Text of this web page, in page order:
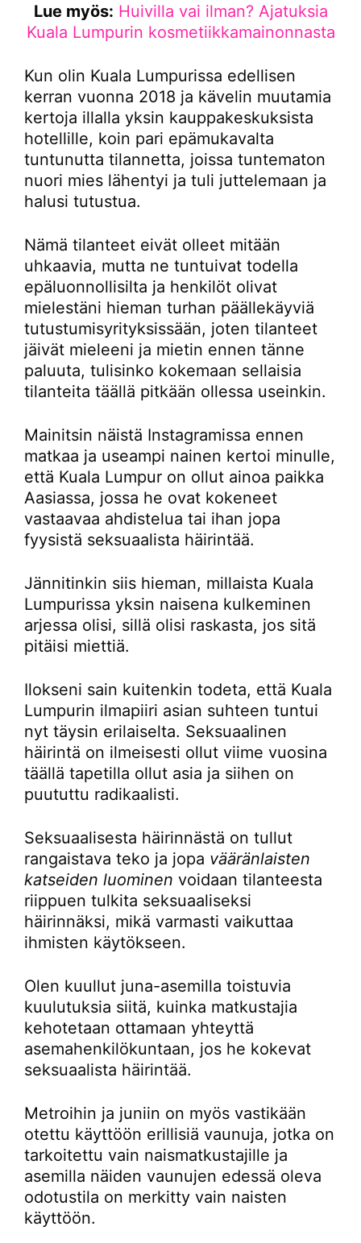
Lue myös: Huivilla vai ilman? Ajatuksia
Kuala Lumpurin kosmetiikkamainonnasta
Kun olin Kuala Lumpurissa edellisen
kerran vuonna 2018 ja kävelin muutamia
kertoja illalla yksin kauppakeskuksista
hotellille, koin pari epämukavalta
tuntunutta tilannetta, joissa tuntematon
nuori mies lähentyi ja tuli juttelemaan ja
halusi tutustua.
Nämä tilanteet eivät olleet mitään
uhkaavia, mutta ne tuntuivat todella
epäluonnollisilta ja henkilöt olivat
mielestäni hieman turhan päällekäyviä
tutustumisyrityksissään, joten tilanteet
jäivät mieleeni ja mietin ennen tänne
paluuta, tulisinko kokemaan sellaisia
tilanteita täällä pitkään ollessa useinkin.
Mainitsin näistä Instagramissa ennen
matkaa ja useampi nainen kertoi minulle,
että Kuala Lumpur on ollut ainoa paikka
Aasiassa, jossa he ovat kokeneet
vastaavaa ahdistelua tai ihan jopa
fyysistä seksuaalista häirintää.
Jännitinkin siis hieman, millaista Kuala
Lumpurissa yksin naisena kulkeminen
arjessa olisi, sillä olisi raskasta, jos sitä
pitäisi miettiä.
Ilokseni sain kuitenkin todeta, että Kuala
Lumpurin ilmapiiri asian suhteen tuntui
nyt täysin erilaiselta. Seksuaalinen
häirintä on ilmeisesti ollut viime vuosina
täällä tapetilla ollut asia ja siihen on
puututtu radikaalisti.
Seksuaalisesta häirinnästä on tullut
rangaistava teko ja jopa vääränlaisten
katseiden luominen voidaan tilanteesta
riippuen tulkita seksuaaliseksi
häirinnäksi, mikä varmasti vaikuttaa
ihmisten käytökseen.
Olen kuullut juna-asemilla toistuvia
kuulutuksia siitä, kuinka matkustajia
kehotetaan ottamaan yhteyttä
asemahenkilökuntaan, jos he kokevat
seksuaalista häirintää.
Metroihin ja juniin on myös vastikään
otettu käyttöön erillisiä vaunuja, jotka on
tarkoitettu vain naismatkustajille ja
asemilla näiden vaunujen edessä oleva
odotustila on merkitty vain naisten
käyttöön.